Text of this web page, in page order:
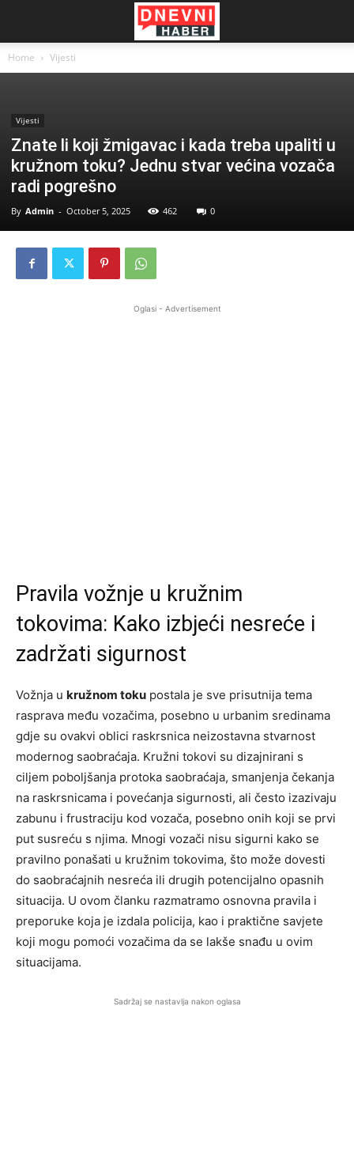
Home Vijesti
Vijesti
Znate li koji žmigavac i kada treba upaliti u
kružnom toku? Jednu stvar većina vozača
radi pogrešno
By Admin - October 5, 2025 462 0
Oglasi - Advertisement
Pravila vožnje u kružnim
tokovima: Kako izbjeći nesreće i
zadržati sigurnost
Vožnja u kružnom toku postala je sve prisutnija tema
rasprava među vozačima, posebno u urbanim sredinama
gdje su ovakvi oblici raskrsnica neizostavna stvarnost
modernog saobraćaja. Kružni tokovi su dizajnirani s
ciljem poboljšanja protoka saobraćaja, smanjenja čekanja
na raskrsnicama i povećanja sigurnosti, ali često izazivaju
zabunu i frustraciju kod vozača, posebno onih koji se prvi
put susreću s njima. Mnogi vozači nisu sigurni kako se
pravilno ponašati u kružnim tokovima, što može dovesti
do saobraćajnih nesreća ili drugih potencijalno opasnih
situacija. U ovom članku razmatramo osnovna pravila i
preporuke koja je izdala policija, kao i praktične savjete
koji mogu pomoći vozačima da se lakše snađu u ovim
situacijama.
Sadržaj se nastavlja nakon oglasa